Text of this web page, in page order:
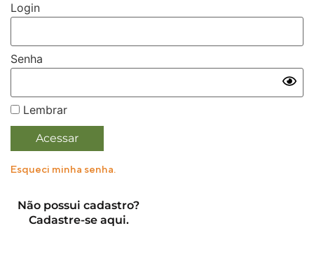
Login
Senha
Lembrar
Esqueci minha senha.
Não possui cadastro?
Cadastre-se aqui.